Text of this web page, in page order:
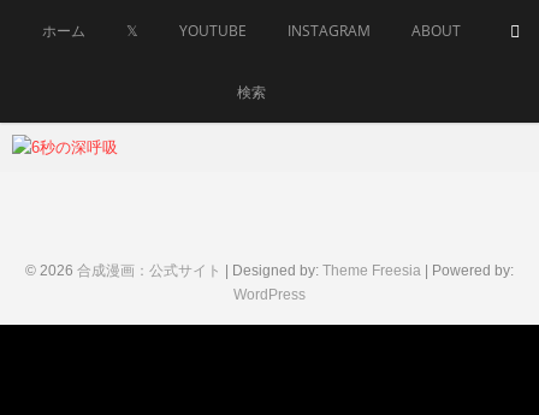
ホーム 𝕏 YOUTUBE INSTAGRAM ABOUT
検索
goseimanga
2019年
© 2026 合成漫画：公式サイト | Designed by: Theme Freesia | Powered by:
WordPress